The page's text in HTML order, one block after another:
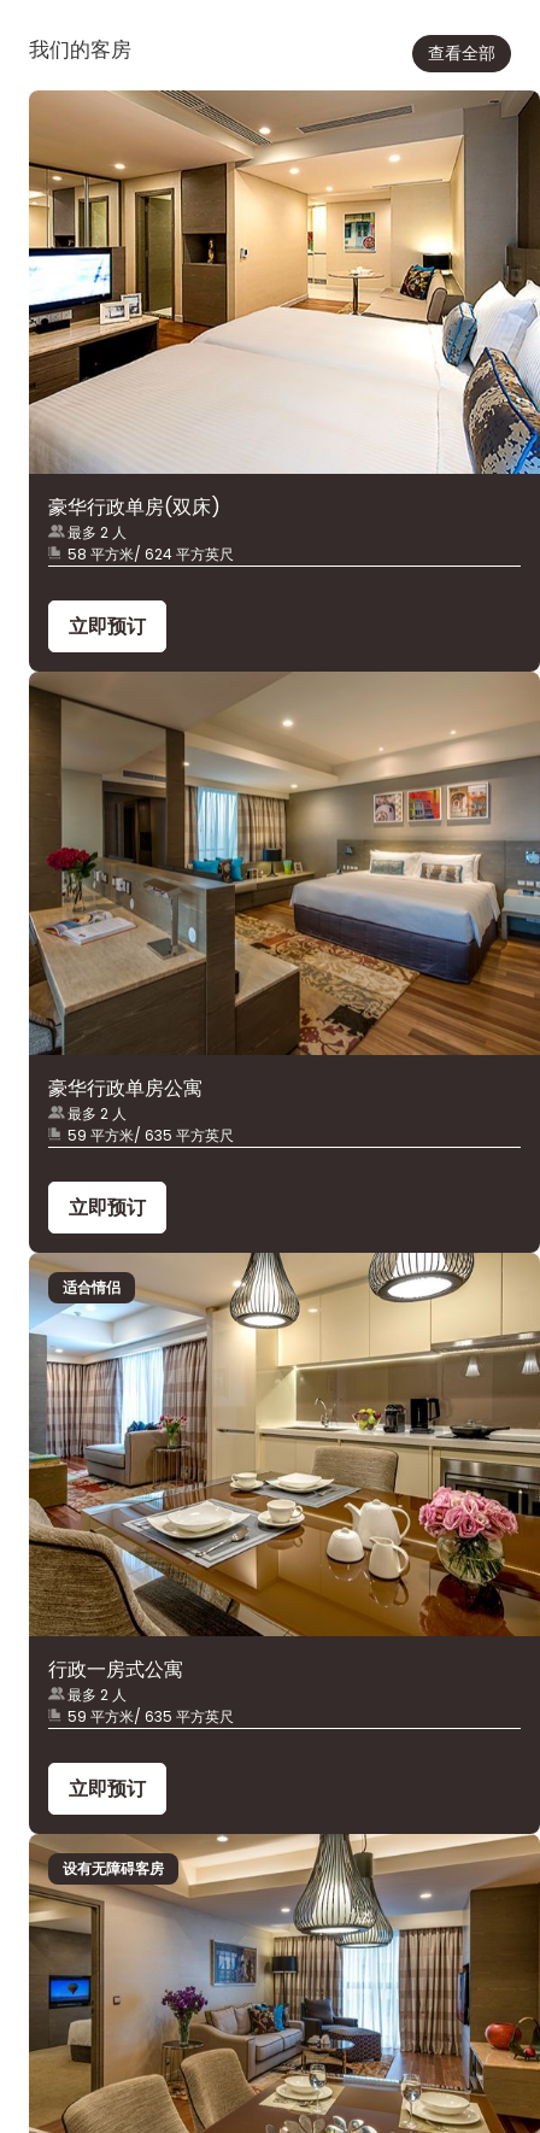
我们的客房 查看全部
豪华行政单房(双床)
最多 2 人
58 平方米/ 624 平方英尺
立即预订
豪华行政单房公寓
最多 2 人
59 平方米/ 635 平方英尺
立即预订
适合情侣
行政一房式公寓
最多 2 人
59 平方米/ 635 平方英尺
立即预订
设有无障碍客房